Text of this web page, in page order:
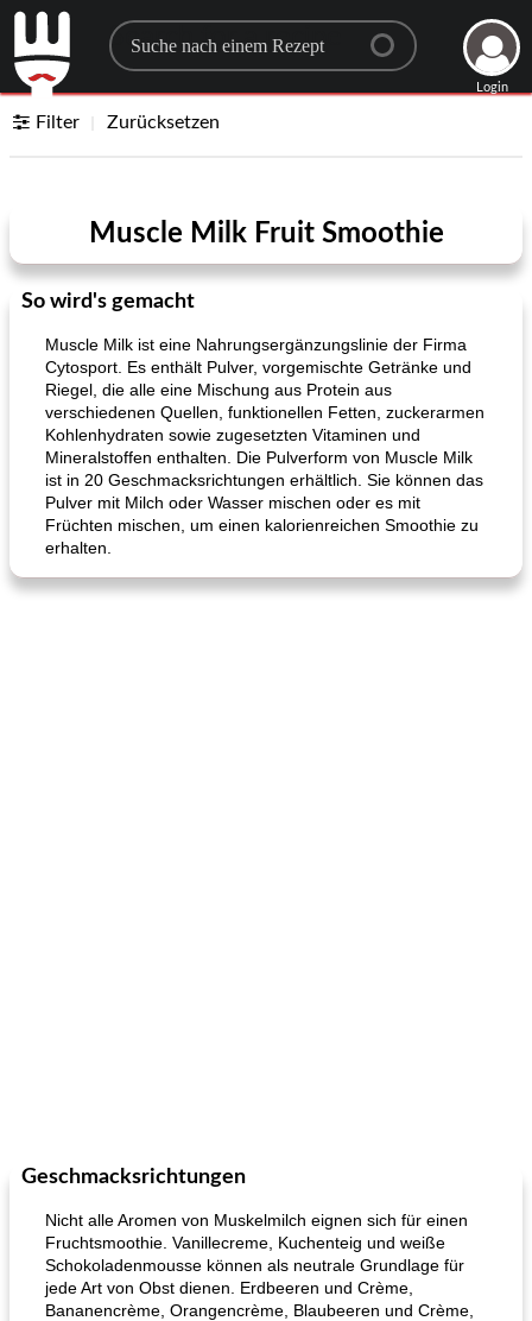
Search for a recipe
Login
Filter Zurücksetzen
Muscle Milk Fruit Smoothie
So wird's gemacht
Muscle Milk ist eine Nahrungsergänzungslinie der Firma
Cytosport. Es enthält Pulver, vorgemischte Getränke und
Riegel, die alle eine Mischung aus Protein aus
verschiedenen Quellen, funktionellen Fetten, zuckerarmen
Kohlenhydraten sowie zugesetzten Vitaminen und
Mineralstoffen enthalten. Die Pulverform von Muscle Milk
ist in 20 Geschmacksrichtungen erhältlich. Sie können das
Pulver mit Milch oder Wasser mischen oder es mit
Früchten mischen, um einen kalorienreichen Smoothie zu
erhalten.
Geschmacksrichtungen
Nicht alle Aromen von Muskelmilch eignen sich für einen
Fruchtsmoothie. Vanillecreme, Kuchenteig und weiße
Schokoladenmousse können als neutrale Grundlage für
jede Art von Obst dienen. Erdbeeren und Crème,
Bananencrème, Orangencrème, Blaubeeren und Crème,